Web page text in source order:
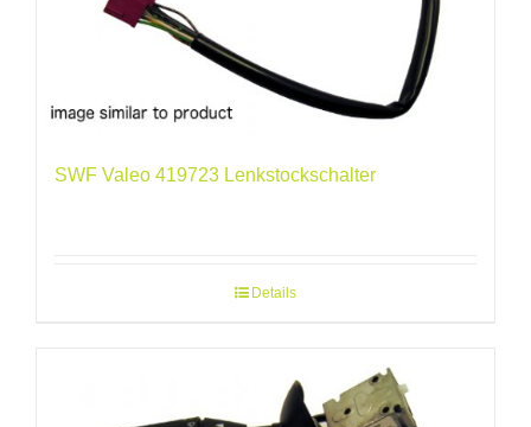
SWF Valeo 419723 Lenkstockschalter
Details